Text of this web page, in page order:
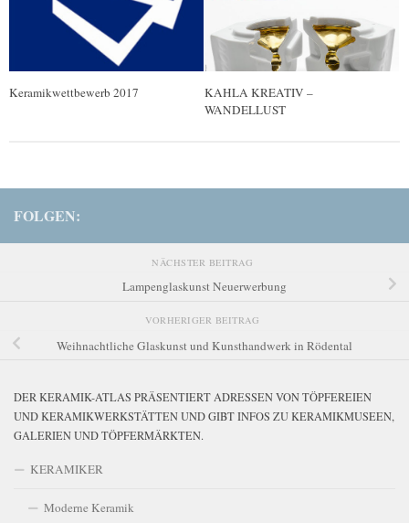
Keramikwettbewerb 2017
KAHLA KREATIV –
WANDELLUST
FOLGEN:
NÄCHSTER BEITRAG
Lampenglaskunst Neuerwerbung
VORHERIGER BEITRAG
Weihnachtliche Glaskunst und Kunsthandwerk in Rödental
DER KERAMIK-ATLAS PRÄSENTIERT ADRESSEN VON TÖPFEREIEN
UND KERAMIKWERKSTÄTTEN UND GIBT INFOS ZU KERAMIKMUSEEN,
GALERIEN UND TÖPFERMÄRKTEN.
KERAMIKER
Moderne Keramik